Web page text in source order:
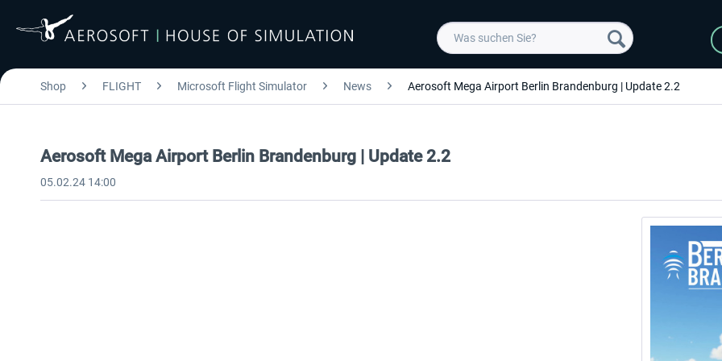
Shop FLIGHT Microsoft Flight Simulator News Aerosoft Mega Airport Berlin Brandenburg | Update 2.2
Aerosoft Mega Airport Berlin Brandenburg | Update 2.2
05.02.24 14:00